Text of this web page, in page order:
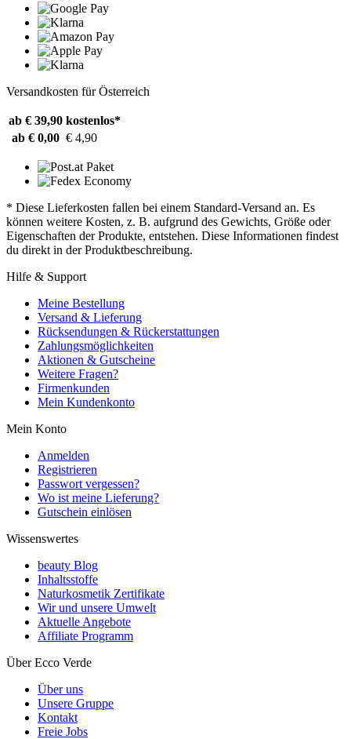
Versandkosten für Österreich
ab € 39,90 kostenlos*
ab € 0,00 € 4,90
* Diese Lieferkosten fallen bei einem Standard-Versand an. Es
können weitere Kosten, z. B. aufgrund des Gewichts, Größe oder
Eigenschaften der Produkte, entstehen. Diese Informationen findest
du direkt in der Produktbeschreibung.
Hilfe & Support
Meine Bestellung
Versand & Lieferung
Rücksendungen & Rückerstattungen
Zahlungsmöglichkeiten
Aktionen & Gutscheine
Weitere Fragen?
Firmenkunden
Mein Kundenkonto
Mein Konto
Anmelden
Registrieren
Passwort vergessen?
Wo ist meine Lieferung?
Gutschein einlösen
Wissenswertes
beauty Blog
Inhaltsstoffe
Naturkosmetik Zertifikate
Wir und unsere Umwelt
Aktuelle Angebote
Affiliate Programm
Über Ecco Verde
Über uns
Unsere Gruppe
Kontakt
Freie Jobs